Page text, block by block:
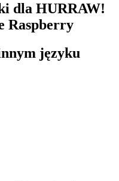
dla HURRAW!
Raspberry
języku